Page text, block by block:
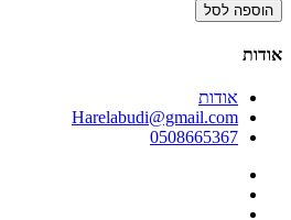
הוספה לסל
אודות
אודות
Harelabudi@gmail.com
0508665367